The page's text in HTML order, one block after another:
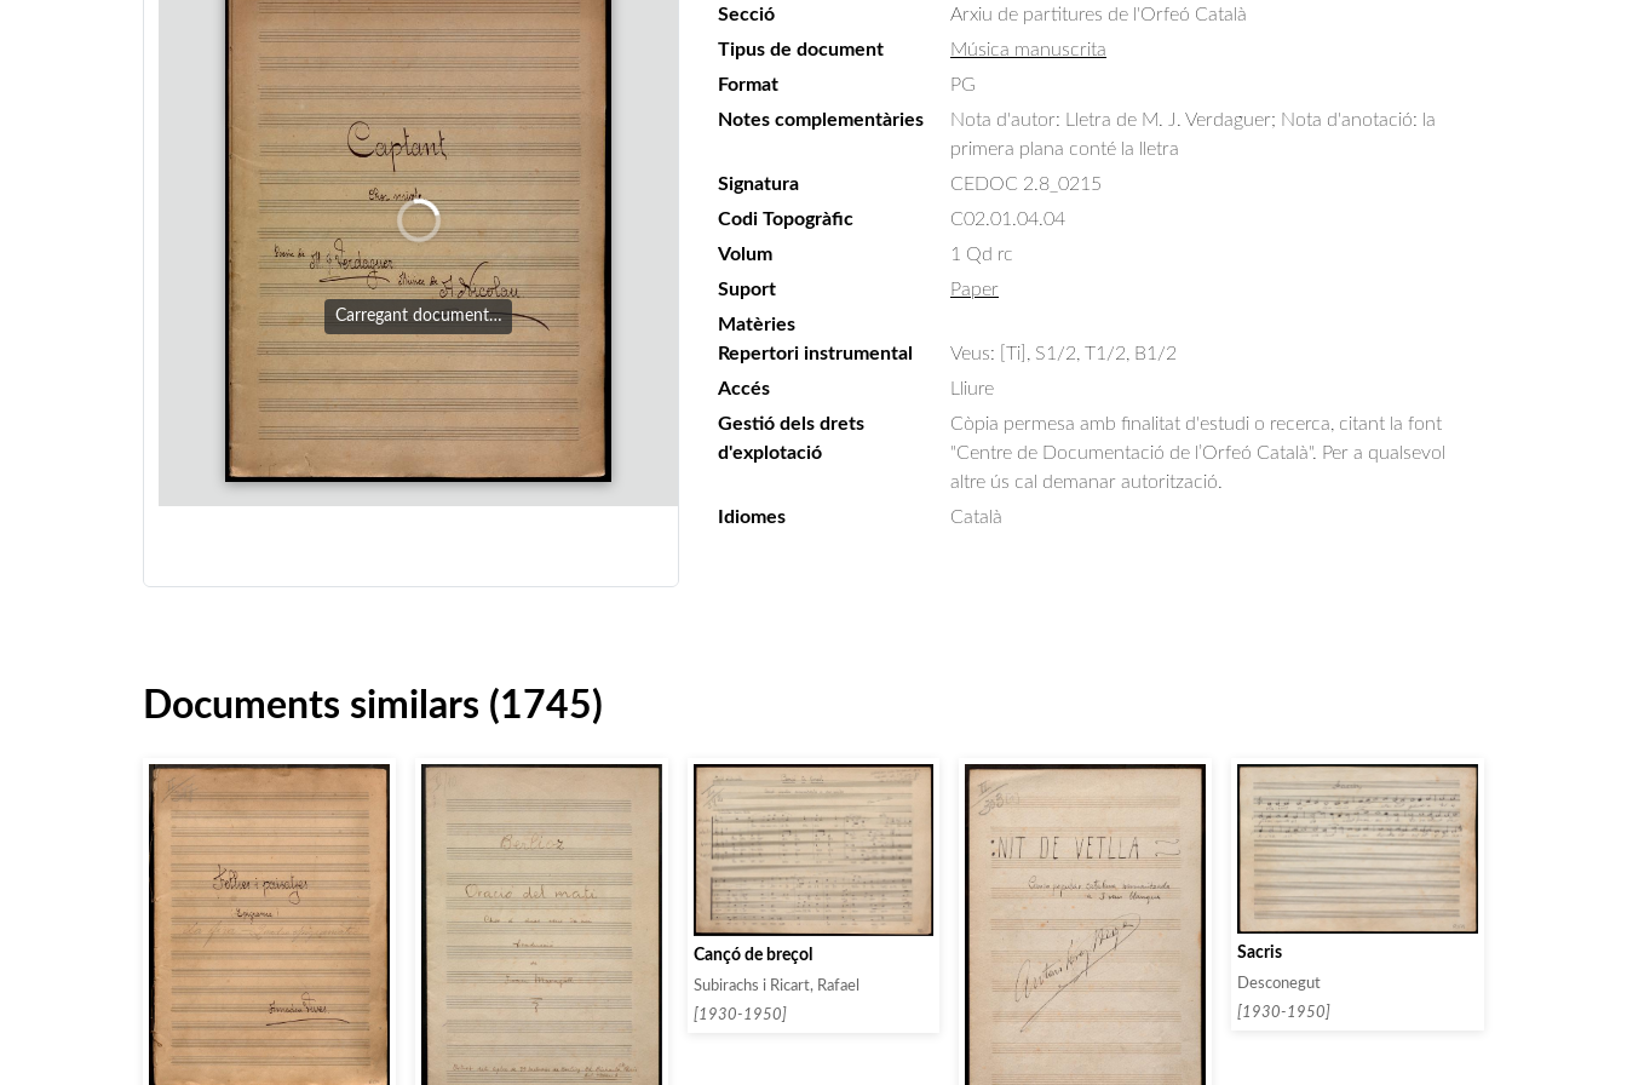
Carregant document…
Secció
Arxiu de partitures de l'Orfeó Català
Tipus de document
Música manuscrita
Format
PG
Notes complementàries
Nota d'autor: Lletra de M. J. Verdaguer; Nota d'anotació: la
primera plana conté la lletra
Signatura
CEDOC 2.8_0215
Codi Topogràfic
C02.01.04.04
Volum
1 Qd rc
Suport
Paper
Matèries
Repertori instrumental
Veus: [Ti], S1/2, T1/2, B1/2
Accés
Lliure
Gestió dels drets
d'explotació
Còpia permesa amb finalitat d'estudi o recerca, citant la font
"Centre de Documentació de l’Orfeó Català". Per a qualsevol
altre ús cal demanar autorització.
Idiomes
Català
Documents similars (1745)
Cançó de breçol
Subirachs i Ricart, Rafael
[1930-1950]
Sacris
Desconegut
[1930-1950]